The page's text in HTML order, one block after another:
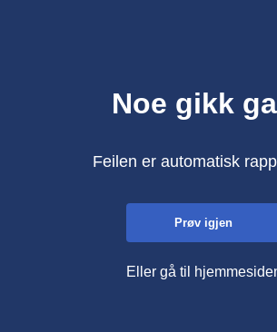
Noe gikk
Feilen er automatisk
Prøv igjen
Eller gå til